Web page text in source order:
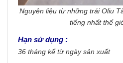
Nguyên liệu từ những trái Oliu
tiếng nhất thế
Hạn sử dụng :
36 tháng kể từ ngày sản xuất